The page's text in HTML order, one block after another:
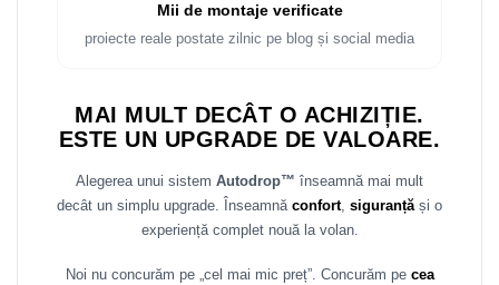
Rame Adaptoare Porsche
Rame adaptoare Citroen
Rame adaptoare Mazda
Rame adaptoare Kia
Mii de montaje verificate
proiecte reale postate zilnic pe blog și social media
MAI MULT DECÂT O ACHIZIȚIE.
ESTE UN UPGRADE DE VALOARE.
Alegerea unui sistem Autodrop™ înseamnă mai mult
decât un simplu upgrade. Înseamnă confort, siguranțăși o
experiență complet nouă la volan.
Noi nu concurăm pe „cel mai mic preț”. Concurăm pe cea